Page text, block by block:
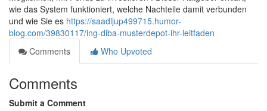
wie das System funktioniert, welche Nachteile damit verbunden
und wie Sie es https://saadljup499715.humor-
blog.com/39830117/ing-diba-musterdepot-ihr-leitfaden
Comments
Who Upvoted
Comments
Submit a Comment